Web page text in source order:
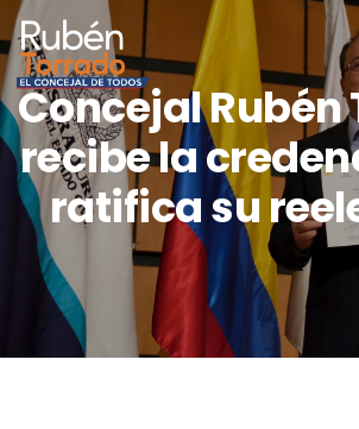
Concejal Rubén
recibe la
ratifica su